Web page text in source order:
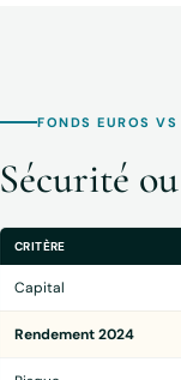
FONDS EUROS
Sécurité
CRITÈRE
Capital
Rendement 2024